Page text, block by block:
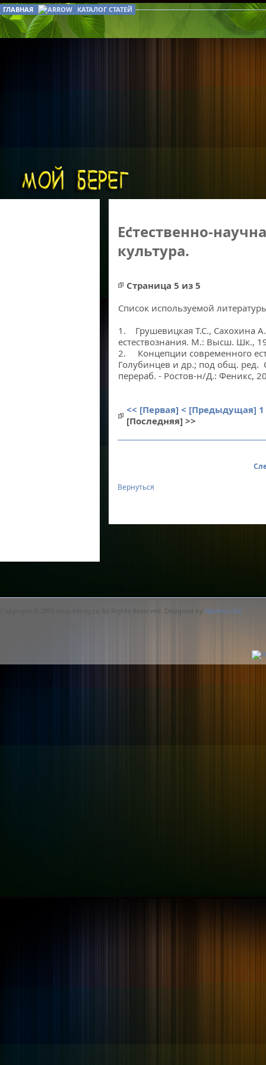
ГЛАВНАЯ КАТАЛОГ СТАТЕЙ
Естественно-
культура.
Страница 5 из 5
Список используемой
1. Грушевицкая Т.С., Сахохина
естествознания. М.: Высш. Шк.,
2. Концепции современного
Голубинцев и др.; под общ. ред.
перераб. - Ростов-н/Д.: Феникс,
<< [Первая] < [Предыдущая] 1
[Последняя] >>
Вернуться
Copyright © 2005 moy-bereg.ru All Rights Reserved. Designed by Neotron ltd.